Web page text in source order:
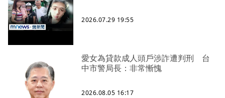
2026.07.29 19:55
愛女為貸款成人頭戶涉詐遭判刑 台
中市警局長：非常慚愧
2026.08.05 16:17